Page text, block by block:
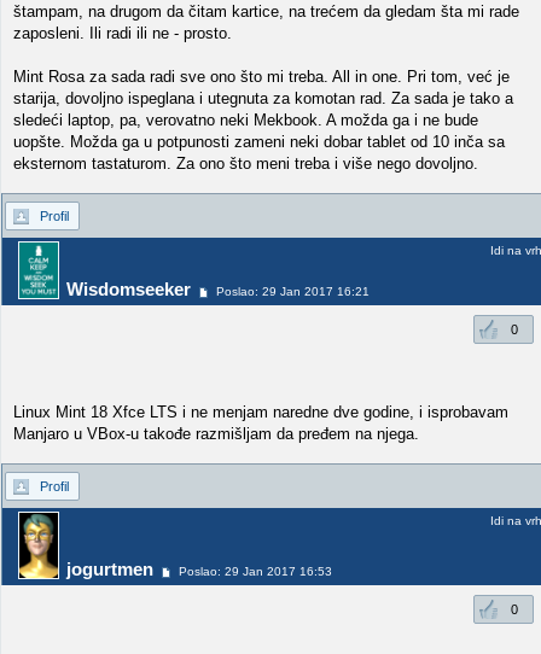
štampam, na drugom da čitam kartice, na trećem da gledam šta mi rade
zaposleni. Ili radi ili ne - prosto.
Mint Rosa za sada radi sve ono što mi treba. All in one. Pri tom, već je
starija, dovoljno ispeglana i utegnuta za komotan rad. Za sada je tako a
sledeći laptop, pa, verovatno neki Mekbook. A možda ga i ne bude
uopšte. Možda ga u potpunosti zameni neki dobar tablet od 10 inča sa
eksternom tastaturom. Za ono što meni treba i više nego dovoljno.
Profil
Wisdomseeker Poslao: 29 Jan 2017 16:21
Idi na vrh
0
Linux Mint 18 Xfce LTS i ne menjam naredne dve godine, i isprobavam
Manjaro u VBox-u takođe razmišljam da pređem na njega.
Profil
jogurtmen Poslao: 29 Jan 2017 16:53
Idi na vrh
0